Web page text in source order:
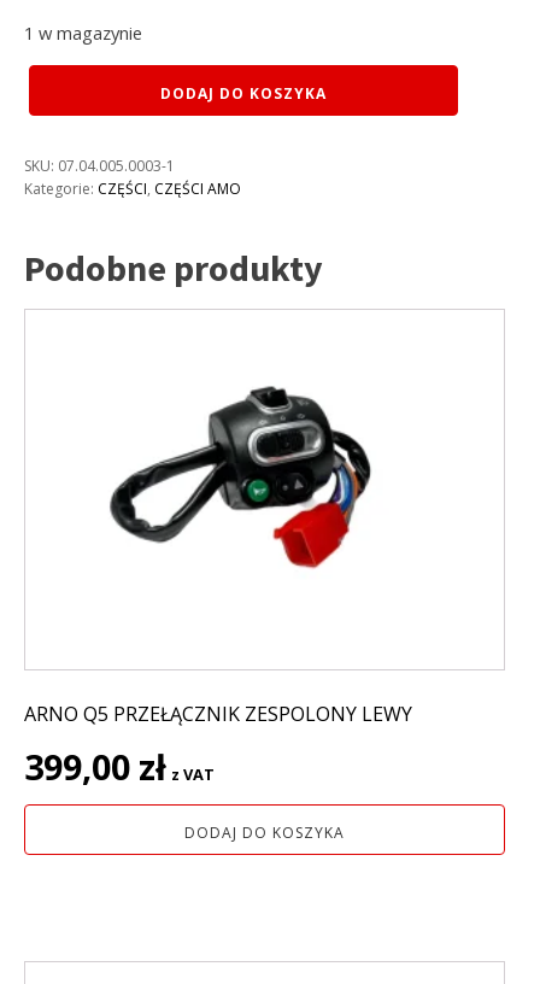
1 w magazynie
ARNO
PRZEDNIE
KOŁO
DODAJ DO KOSZYKA
SKU: 07.04.005.0003-1
Kategorie: CZĘŚCI, CZĘŚCI AMO
Podobne produkty
ARNO Q5 PRZEŁĄCZNIK ZESPOLONY LEWY
399,00 zł z VAT
DODAJ DO KOSZYKA